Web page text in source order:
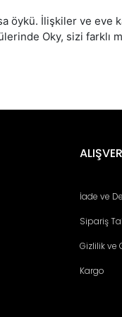
öykü. İlişkiler ve
Oky, sizi
Yorum Yaz
İade ve
Sipariş
Gizlilik ve
Kargo